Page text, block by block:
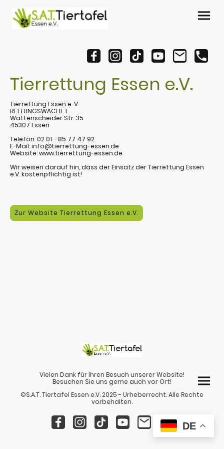
Tierrettung Essen e.V.
Tierrettung Essen e. V.
RETTUNGSWACHE 1
Wattenscheider Str. 35
45307 Essen
Telefon: 02 01 - 85 77 47 92
E-Mail: info@tierrettung-essen.de
Website: www.tierrettung-essen.de
Wir weisen darauf hin, dass der Einsatz der Tierrettung Essen
e.V. kostenpflichtig ist!
Zur Website Tierrettung Essen e.V.
Vielen Dank für Ihren Besuch unserer Website!
Besuchen Sie uns gerne auch vor Ort!
©S.A.T. Tiertafel Essen e.V. 2025 - Urheberrecht. Alle Rechte
vorbehalten.
DE